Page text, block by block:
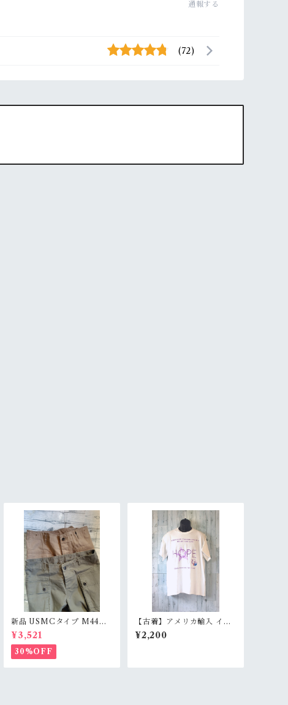
通報する
(72)
新品 USMCタイプ M44HB
T ヒップカーゴ モンキーパ
ンツ RankS
¥3,521
30%OFF
【古着】アメリカ輸入 イベ
ント 半袖 Tシャツ プリント
Relay for life メンズ L ホ
¥2,200